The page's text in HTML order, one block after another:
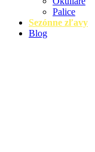
Palice
Sezónne zľavy
Blog